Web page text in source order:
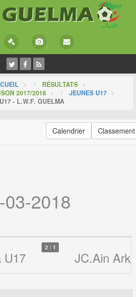
> RÉSULTATS >
2017/2018 > JEUNES U17 >
- L.W.F. GUELMA
Calendrier Classement
03-2018
U17
2 : 1
JC.Ain